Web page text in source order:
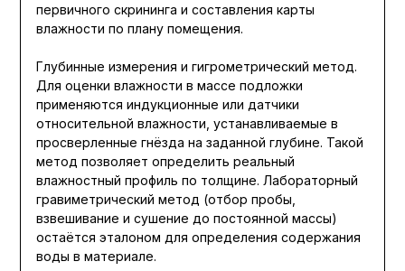
первичного скрининга и составления карты
влажности по плану помещения.
Глубинные измерения и гигрометрический метод.
Для оценки влажности в массе подложки
применяются индукционные или датчики
относительной влажности, устанавливаемые в
просверленные гнёзда на заданной глубине. Такой
метод позволяет определить реальный
влажностный профиль по толщине. Лабораторный
гравиметрический метод (отбор пробы,
взвешивание и сушение до постоянной массы)
остаётся эталоном для определения содержания
воды в материале.